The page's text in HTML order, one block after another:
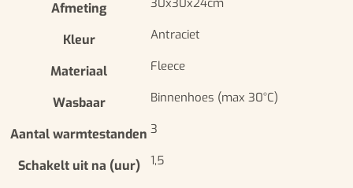
Afmeting
30x30x24cm
Kleur Antraciet
Materiaal Fleece
Wasbaar Binnenhoes (max 30°C)
Aantal warmtestanden 3
Schakelt uit na (uur) 1,5